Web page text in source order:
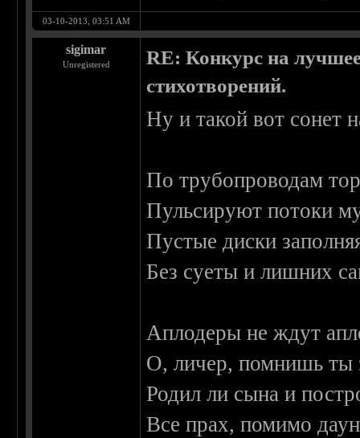
03-10-2013, 03:51 AM
sigimar
Unregistered
RE: Конкурс на
стихотворений.
Ну и такой вот сонет
По трубопроводам
Пульсируют потоки
Пустые диски
Без суеты и лишних
Аплодеры не ждут
О, личер, помнишь ты
Родил ли сына и
Все прах, помимо